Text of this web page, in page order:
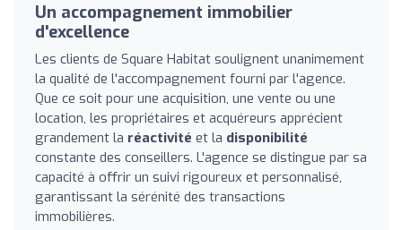
Un accompagnement immobilier
d'excellence
Les clients de Square Habitat soulignent unanimement
la qualité de l'accompagnement fourni par l'agence.
Que ce soit pour une acquisition, une vente ou une
location, les propriétaires et acquéreurs apprécient
grandement la réactivité et la disponibilité
constante des conseillers. L'agence se distingue par sa
capacité à offrir un suivi rigoureux et personnalisé,
garantissant la sérénité des transactions
immobilières.